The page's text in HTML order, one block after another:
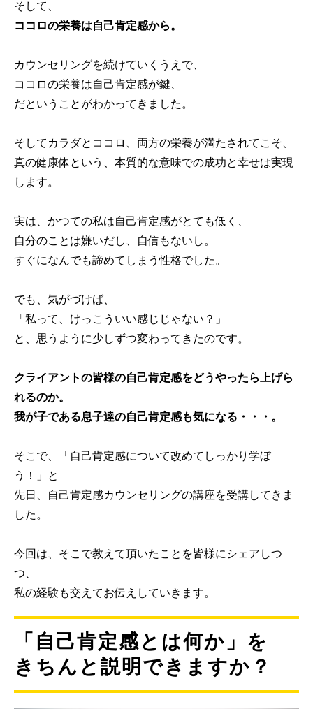
そして、
ココロの栄養は自己肯定感から。
カウンセリングを続けていくうえで、
ココロの栄養は自己肯定感が鍵、
だということがわかってきました。
そしてカラダとココロ、両方の栄養が満たされてこそ、
真の健康体という、本質的な意味での成功と幸せは実現
します。
実は、かつての私は自己肯定感がとても低く、
自分のことは嫌いだし、自信もないし。
すぐになんでも諦めてしまう性格でした。
でも、気がづけば、
「私って、けっこういい感じじゃない？」
と、思うように少しずつ変わってきたのです。
クライアントの皆様の自己肯定感をどうやったら上げら
れるのか。
我が子である息子達の自己肯定感も気になる・・・。
そこで、「自己肯定感について改めてしっかり学ぼ
う！」と
先日、自己肯定感カウンセリングの講座を受講してきま
した。
今回は、そこで教えて頂いたことを皆様にシェアしつ
つ、
私の経験も交えてお伝えしていきます。
「自己肯定感とは何か」を
きちんと説明できますか？